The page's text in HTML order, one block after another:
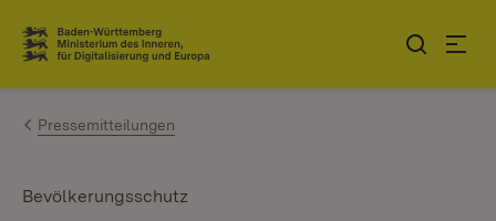
Zum Inhalt springen
Link zur Startseite
Pressemitteilungen
Bevölkerungsschutz